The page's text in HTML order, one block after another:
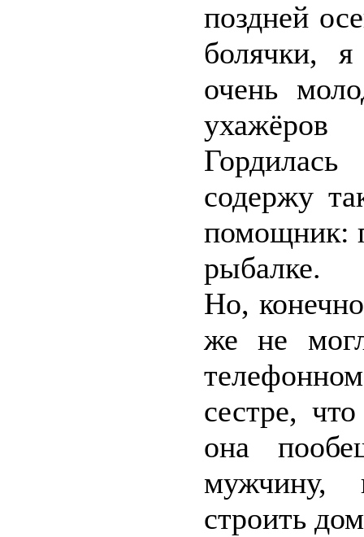
поздней
болячки,
очень
содержу
помощник:
рыбалке.
Но,
же не
сестре,
она
мужчину,
строить